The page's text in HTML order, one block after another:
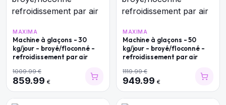
MAXIMA
Machine à glaçons - 30
kg/jour - broyé/floconné -
refroidissement par air
1009.99€
859.99 €
MAXIMA
Machine à glaçons - 50
kg/jour - broyé/floconné -
refroidissement par air
1119.99€
949.99 €